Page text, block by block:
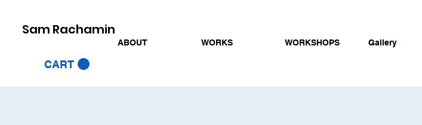
Sam Rachamin
CART
ABOUT WORKS WORKSHOPS Gallery